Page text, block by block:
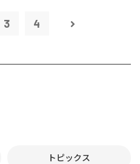
3 4
トピックス